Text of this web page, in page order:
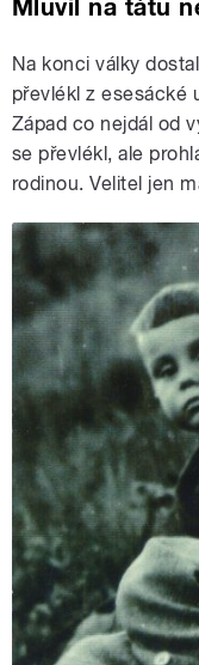
Mluvil na tátu
Na konci války
převlékl z esesácké
Západ co nejdál od
se převlékl, ale
rodinou. Velitel jen